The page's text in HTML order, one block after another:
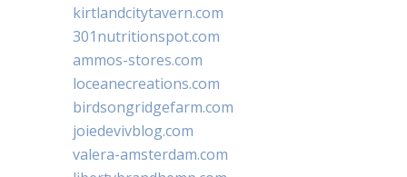
kirtlandcitytavern.com
301nutritionspot.com
ammos-stores.com
loceanecreations.com
birdsongridgefarm.com
joiedevivblog.com
valera-amsterdam.com